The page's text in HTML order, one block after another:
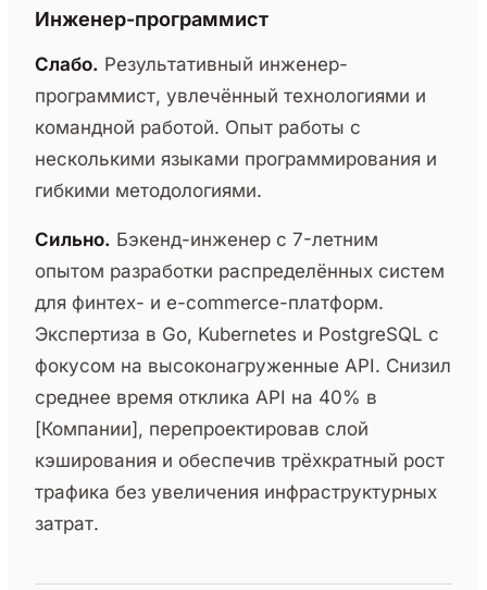
Инженер-программист
Слабо. Результативный инженер-
программист, увлечённый технологиями и
командной работой. Опыт работы с
несколькими языками программирования и
гибкими методологиями.
Сильно. Бэкенд-инженер с 7-летним
опытом разработки распределённых систем
для финтех- и e-commerce-платформ.
Экспертиза в Go, Kubernetes и PostgreSQL с
фокусом на высоконагруженные API. Снизил
среднее время отклика API на 40% в
[Компании], перепроектировав слой
кэширования и обеспечив трёхкратный рост
трафика без увеличения инфраструктурных
затрат.